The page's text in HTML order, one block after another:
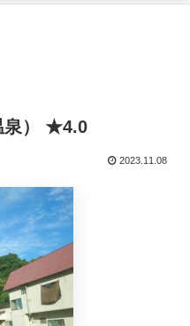
泉） ★4.0
2023.11.08